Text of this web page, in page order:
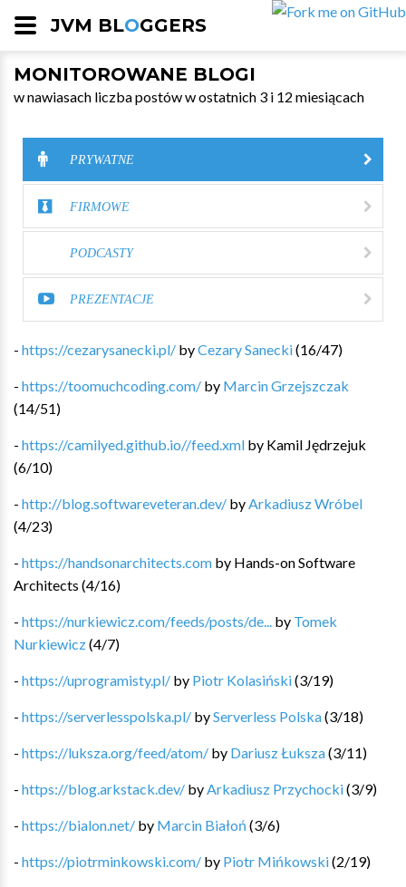
JVM BLOGGERS
MONITOROWANE BLOGI
w nawiasach liczba postów w ostatnich 3 i 12 miesiącach
PRYWATNE
FIRMOWE
PODCASTY
PREZENTACJE
- https://cezarysanecki.pl/ byCezary Sanecki(16/47)
- https://toomuchcoding.com/ by Marcin Grzejszczak
(14/51)
- https://camilyed.github.io//feed.xml by Kamil Jędrzejuk
(6/10)
- http://blog.softwareveteran.dev/ by Arkadiusz Wróbel
(4/23)
- https://handsonarchitects.com by Hands-on Software
Architects (4/16)
- https://nurkiewicz.com/feeds/posts/de... by Tomek
Nurkiewicz(4/7)
- https://uprogramisty.pl/ by Piotr Kolasiński(3/19)
- https://serverlesspolska.pl/ byServerless Polska(3/18)
- https://luksza.org/feed/atom/ by Dariusz Łuksza(3/11)
- https://blog.arkstack.dev/ by Arkadiusz Przychocki(3/9)
- https://bialon.net/ by Marcin Białoń (3/6)
- https://piotrminkowski.com/ by Piotr Mińkowski(2/19)